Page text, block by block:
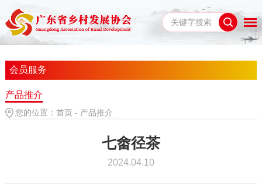
会员服务
产品推介
您的位置： 首页 - 产品推介
七畬径茶
2024.04.10